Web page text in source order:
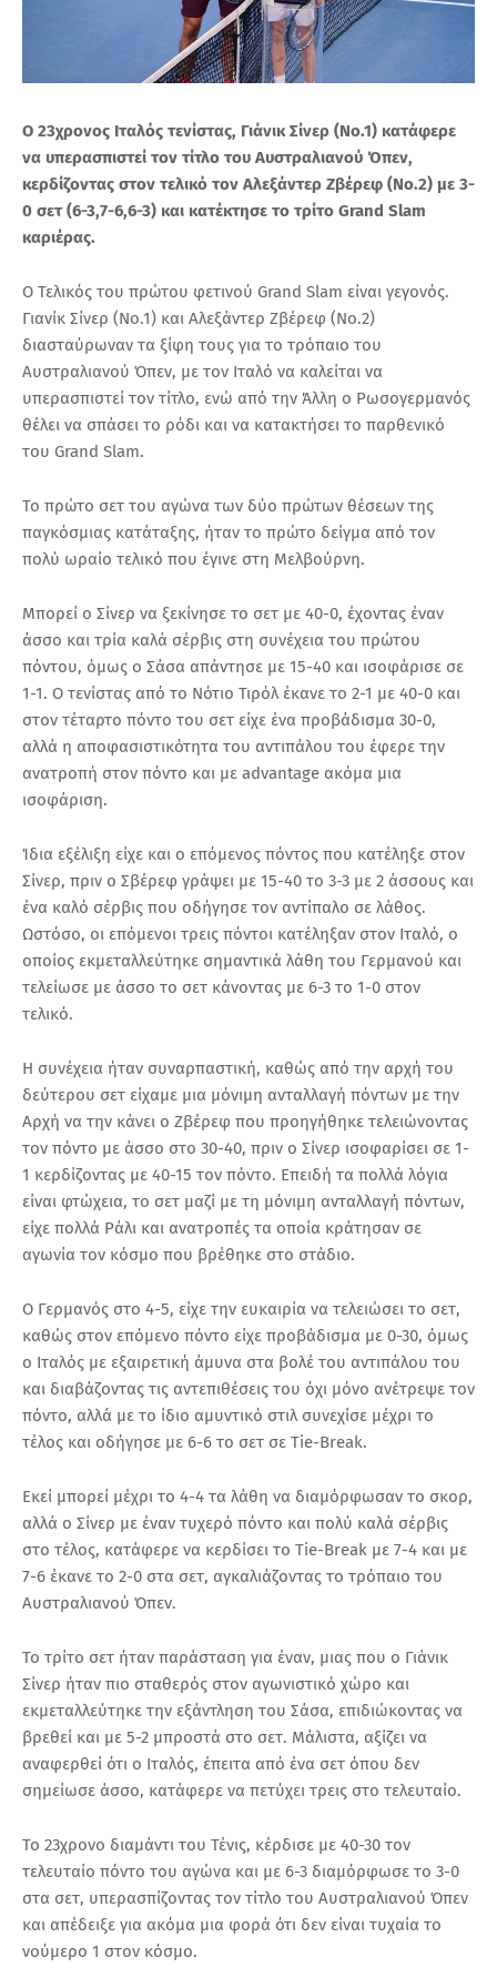
Ο 23χρονος Ιταλός τενίστας, Γιάνικ Σίνερ (Νο.1) κατάφερε
να υπερασπιστεί τον τίτλο του Αυστραλιανού Όπεν,
κερδίζοντας στον τελικό τον Αλεξάντερ Ζβέρεφ (Νο.2) με 3-
0 σετ (6-3,7-6,6-3) και κατέκτησε το τρίτο Grand Slam
καριέρας.
Ο Τελικός του πρώτου φετινού Grand Slam είναι γεγονός.
Γιανίκ Σίνερ (Νο.1) και Αλεξάντερ Ζβέρεφ (Νο.2)
διασταύρωναν τα ξίφη τους για το τρόπαιο του
Αυστραλιανού Όπεν, με τον Ιταλό να καλείται να
υπερασπιστεί τον τίτλο, ενώ από την Άλλη ο Ρωσογερμανός
θέλει να σπάσει το ρόδι και να κατακτήσει το παρθενικό
του Grand Slam.
Το πρώτο σετ του αγώνα των δύο πρώτων θέσεων της
παγκόσμιας κατάταξης, ήταν το πρώτο δείγμα από τον
πολύ ωραίο τελικό που έγινε στη Μελβούρνη.
Μπορεί ο Σίνερ να ξεκίνησε το σετ με 40-0, έχοντας έναν
άσσο και τρία καλά σέρβις στη συνέχεια του πρώτου
πόντου, όμως ο Σάσα απάντησε με 15-40 και ισοφάρισε σε
1-1. Ο τενίστας από το Νότιο Τιρόλ έκανε το 2-1 με 40-0 και
στον τέταρτο πόντο του σετ είχε ένα προβάδισμα 30-0,
αλλά η αποφασιστικότητα του αντιπάλου του έφερε την
ανατροπή στον πόντο και με advantage ακόμα μια
ισοφάριση.
Ίδια εξέλιξη είχε και ο επόμενος πόντος που κατέληξε στον
Σίνερ, πριν ο Σβέρεφ γράψει με 15-40 το 3-3 με 2 άσσους και
ένα καλό σέρβις που οδήγησε τον αντίπαλο σε λάθος.
Ωστόσο, οι επόμενοι τρεις πόντοι κατέληξαν στον Ιταλό, ο
οποίος εκμεταλλεύτηκε σημαντικά λάθη του Γερμανού και
τελείωσε με άσσο το σετ κάνοντας με 6-3 το 1-0 στον
τελικό.
Η συνέχεια ήταν συναρπαστική, καθώς από την αρχή του
δεύτερου σετ είχαμε μια μόνιμη ανταλλαγή πόντων με την
Αρχή να την κάνει ο Ζβέρεφ που προηγήθηκε τελειώνοντας
τον πόντο με άσσο στο 30-40, πριν ο Σίνερ ισοφαρίσει σε 1-
1 κερδίζοντας με 40-15 τον πόντο. Επειδή τα πολλά λόγια
είναι φτώχεια, το σετ μαζί με τη μόνιμη ανταλλαγή πόντων,
είχε πολλά Ράλι και ανατροπές τα οποία κράτησαν σε
αγωνία τον κόσμο που βρέθηκε στο στάδιο.
Ο Γερμανός στο 4-5, είχε την ευκαιρία να τελειώσει το σετ,
καθώς στον επόμενο πόντο είχε προβάδισμα με 0-30, όμως
ο Ιταλός με εξαιρετική άμυνα στα βολέ του αντιπάλου του
και διαβάζοντας τις αντεπιθέσεις του όχι μόνο ανέτρεψε τον
πόντο, αλλά με το ίδιο αμυντικό στιλ συνεχίσε μέχρι το
τέλος και οδήγησε με 6-6 το σετ σε Tie-Break.
Εκεί μπορεί μέχρι το 4-4 τα λάθη να διαμόρφωσαν το σκορ,
αλλά ο Σίνερ με έναν τυχερό πόντο και πολύ καλά σέρβις
στο τέλος, κατάφερε να κερδίσει το Tie-Break με 7-4 και με
7-6 έκανε το 2-0 στα σετ, αγκαλιάζοντας το τρόπαιο του
Αυστραλιανού Όπεν.
Το τρίτο σετ ήταν παράσταση για έναν, μιας που ο Γιάνικ
Σίνερ ήταν πιο σταθερός στον αγωνιστικό χώρο και
εκμεταλλεύτηκε την εξάντληση του Σάσα, επιδιώκοντας να
βρεθεί και με 5-2 μπροστά στο σετ. Μάλιστα, αξίζει να
αναφερθεί ότι ο Ιταλός, έπειτα από ένα σετ όπου δεν
σημείωσε άσσο, κατάφερε να πετύχει τρεις στο τελευταίο.
Το 23χρονο διαμάντι του Τένις, κέρδισε με 40-30 τον
τελευταίο πόντο του αγώνα και με 6-3 διαμόρφωσε το 3-0
στα σετ, υπερασπίζοντας τον τίτλο του Αυστραλιανού Όπεν
και απέδειξε για ακόμα μια φορά ότι δεν είναι τυχαία το
νούμερο 1 στον κόσμο.